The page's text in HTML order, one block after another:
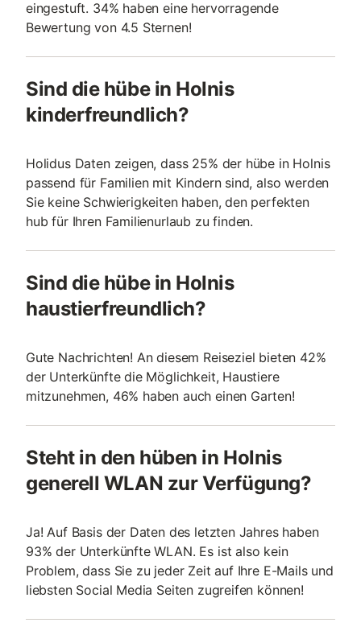
eingestuft. 34% haben eine hervorragende
Bewertung von 4.5 Sternen!
Sind die hübe in Holnis
kinderfreundlich?
Holidus Daten zeigen, dass 25% der hübe in Holnis
passend für Familien mit Kindern sind, also werden
Sie keine Schwierigkeiten haben, den perfekten
hub für Ihren Familienurlaub zu finden.
Sind die hübe in Holnis
haustierfreundlich?
Gute Nachrichten! An diesem Reiseziel bieten 42%
der Unterkünfte die Möglichkeit, Haustiere
mitzunehmen, 46% haben auch einen Garten!
Steht in den hüben in Holnis
generell WLAN zur Verfügung?
Ja! Auf Basis der Daten des letzten Jahres haben
93% der Unterkünfte WLAN. Es ist also kein
Problem, dass Sie zu jeder Zeit auf Ihre E-Mails und
liebsten Social Media Seiten zugreifen können!